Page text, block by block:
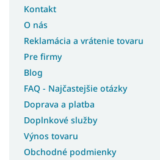
Kontakt
O nás
Reklamácia a vrátenie tovaru
Pre firmy
Blog
FAQ - Najčastejšie otázky
Doprava a platba
Doplnkové služby
Výnos tovaru
Obchodné podmienky